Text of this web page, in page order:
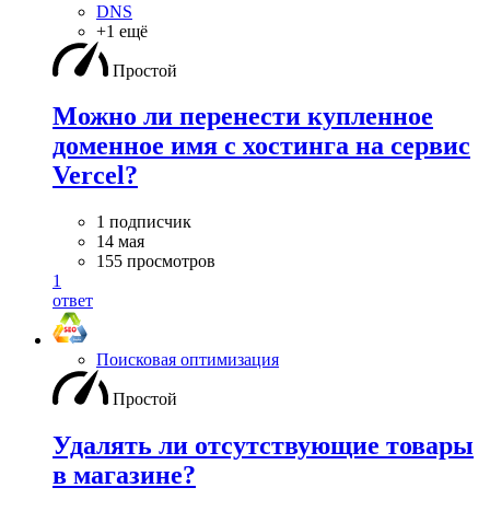
DNS
+1 ещё
Простой
Можно ли перенести купленное
доменное имя с хостинга на сервис
Vercel?
1 подписчик
14 мая
155 просмотров
1
ответ
Поисковая оптимизация
Простой
Удалять ли отсутствующие товары
в магазине?